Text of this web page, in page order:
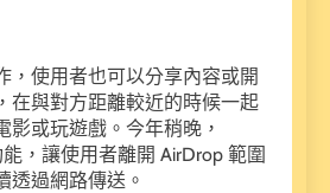
，使用者也可以分享內容或開
在與對方距離較近的時候一起
影或玩遊戲。今年稍晚，
，讓使用者離開 AirDrop 範圍
透過網路傳送。